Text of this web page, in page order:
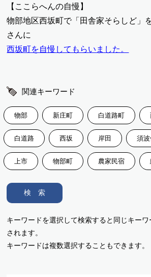
【ここらへんの自慢】
物部地区西坂町で「田舎家そらしど」
さんに
西坂町を自慢してもらいました。
関連キーワード
物部 新庄町 白道路町
白道路 西坂 岸田 須
上市 物部町 農家民宿
キーワードを選択して検索すると同じキー
されます。
キーワードは複数選択することもできます。
検 索